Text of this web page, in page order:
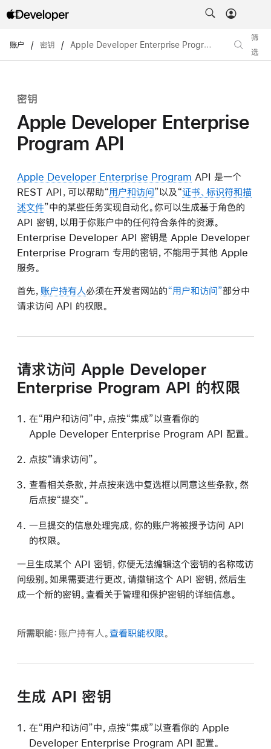
账户 / 密钥 / Apple Developer Enterprise Program API
筛
选
密钥
Apple Developer Enterprise
Program API
Apple Developer Enterprise Program API 是一个
REST API，可以帮助“用户和访问”以及“证书、标识符和描
述文件”中的某些任务实现自动化。你可以生成基于角色的
API 密钥，以用于你账户中的任何符合条件的资源。
Enterprise Developer API 密钥是 Apple Developer
Enterprise Program 专用的密钥，不能用于其他 Apple
服务。
首先， 账户持有人必须在开发者网站的“用户和访问”部分中
请求访问 API 的权限。
请求访问 Apple Developer
Enterprise Program API 的权限
在“用户和访问”中，点按“集成”以查看你的
Apple Developer Enterprise Program API 配置。
点按“请求访问”。
查看相关条款，并点按来选中复选框以同意这些条款，然
后点按“提交”。
一旦提交的信息处理完成，你的账户将被授予访问 API
的权限。
一旦生成某个 API 密钥，你便无法编辑这个密钥的名称或访
问级别。如果需要进行更改，请撤销这个 API 密钥，然后生
成一个新的密钥。查看关于管理和保护密钥的详细信息。
所需职能： 账户持有人。 查看职能权限。
生成 API 密钥
在“用户和访问”中，点按“集成”以查看你的 Apple
Developer Enterprise Program API 配置。